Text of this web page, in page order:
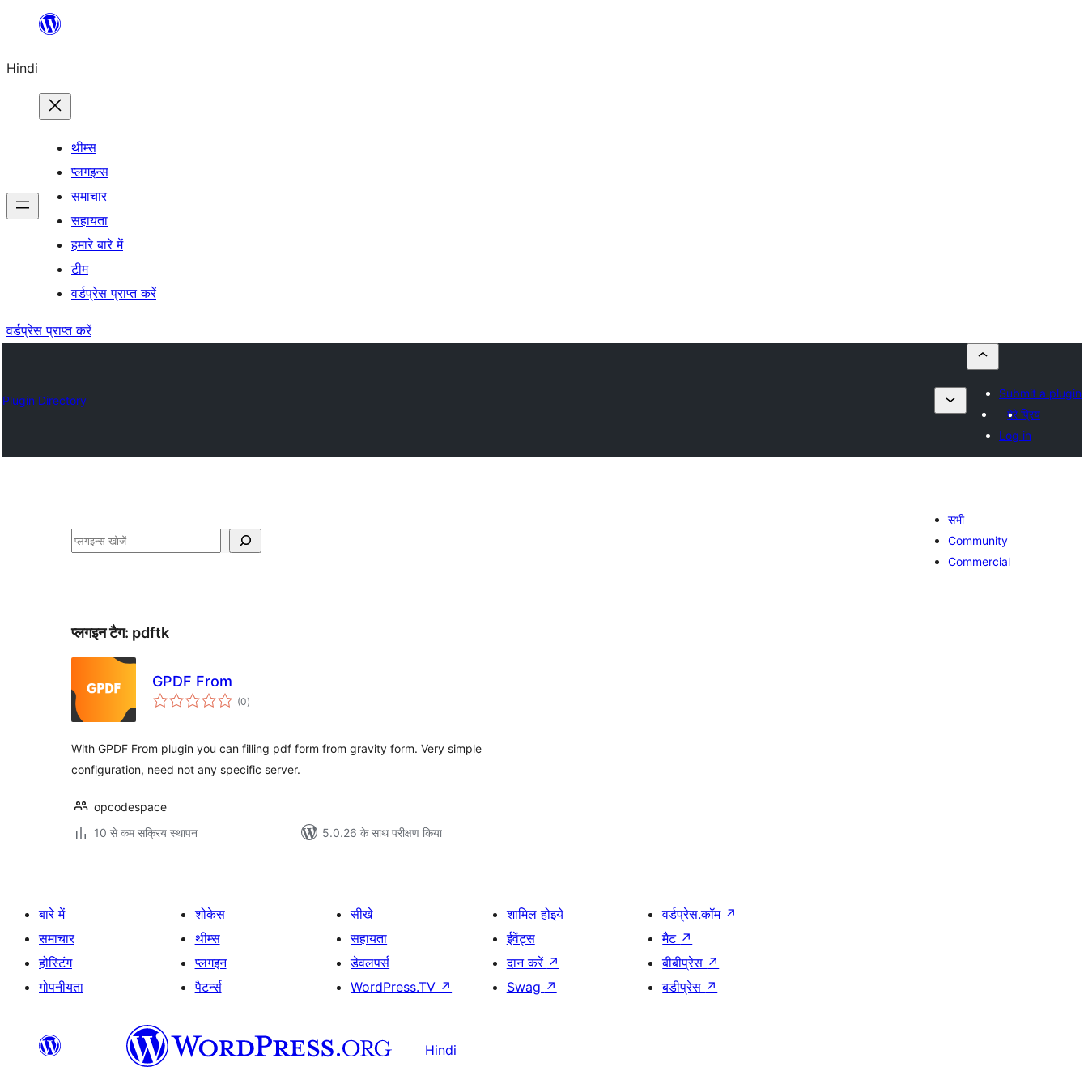
सामग्री
जाएं
Hindi
थीम्स
प्लगइन्स
समाचार
सहायता
हमारे बारे में
टीम
वर्डप्रेस प्राप्त करें
वर्डप्रेस प्राप्त करें
Plugin Directory
Submit a plugin
मेरे प्रिय
Log in
खोजें
सभी
Community
Commercial
प्लगइन टैग: pdftk
GPDF From
(0कुल
दर)
With GPDF From plugin you can filling pdf form from gravity form. Very simple
configuration, need not any specific server.
opcodespace
10 से कम सक्रिय स्थापन
5.0.26 के साथ परीक्षण किया
बारे में
समाचार
होस्टिंग
गोपनीयता
शोकेस
थीम्स
प्लगइन
पैटर्न्स
सीखे
सहायता
डेवलपर्स
WordPress.TV ↗
शामिल होइये
ईवेंट्स
दान करें ↗
Swag ↗
वर्डप्रेस.कॉम ↗
मैट ↗
बीबीप्रेस ↗
बडीप्रेस ↗
Hindi